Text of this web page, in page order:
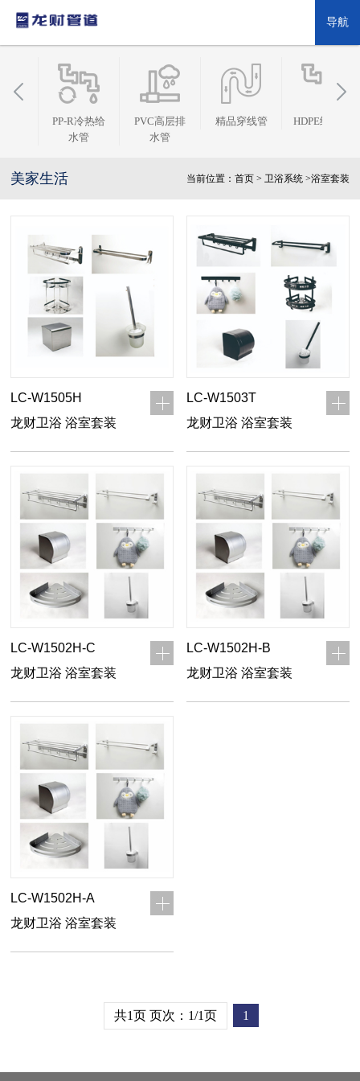
导航
PP-R冷热给
PVC高层排
精品穿线管 HDPE给水管
美家生活 当前位置： 首页> 卫浴系统 >浴室套装
LC-W1505H
龙财卫浴 浴室套装
LC-W1503T
龙财卫浴 浴室套装
LC-W1502H-C
龙财卫浴 浴室套装
LC-W1502H-B
龙财卫浴 浴室套装
LC-W1502H-A
龙财卫浴 浴室套装
共1页 页次：1/1页 1